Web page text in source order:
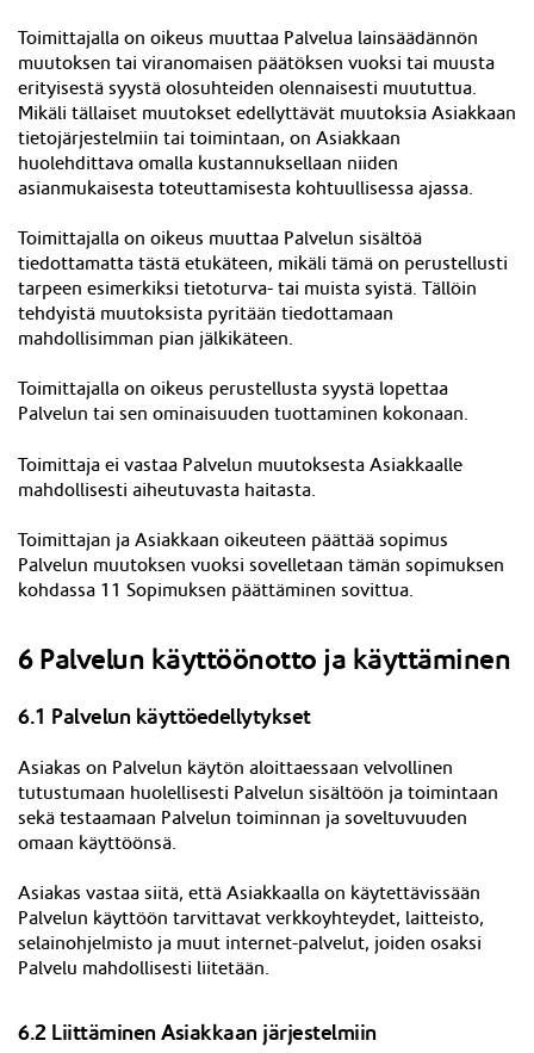
Toimittajalla on oikeus muuttaa Palvelua lainsäädännön
muutoksen tai viranomaisen päätöksen vuoksi tai muusta
erityisestä syystä olosuhteiden olennaisesti muututtua.
Mikäli tällaiset muutokset edellyttävät muutoksia Asiakkaan
tietojärjestelmiin tai toimintaan, on Asiakkaan
huolehdittava omalla kustannuksellaan niiden
asianmukaisesta toteuttamisesta kohtuullisessa ajassa.
Toimittajalla on oikeus muuttaa Palvelun sisältöä
tiedottamatta tästä etukäteen, mikäli tämä on perustellusti
tarpeen esimerkiksi tietoturva- tai muista syistä. Tällöin
tehdyistä muutoksista pyritään tiedottamaan
mahdollisimman pian jälkikäteen.
Toimittajalla on oikeus perustellusta syystä lopettaa
Palvelun tai sen ominaisuuden tuottaminen kokonaan.
Toimittaja ei vastaa Palvelun muutoksesta Asiakkaalle
mahdollisesti aiheutuvasta haitasta.
Toimittajan ja Asiakkaan oikeuteen päättää sopimus
Palvelun muutoksen vuoksi sovelletaan tämän sopimuksen
kohdassa 11 Sopimuksen päättäminen sovittua.
6 Palvelun käyttöönotto ja käyttäminen
6.1 Palvelun käyttöedellytykset
Asiakas on Palvelun käytön aloittaessaan velvollinen
tutustumaan huolellisesti Palvelun sisältöön ja toimintaan
sekä testaamaan Palvelun toiminnan ja soveltuvuuden
omaan käyttöönsä.
Asiakas vastaa siitä, että Asiakkaalla on käytettävissään
Palvelun käyttöön tarvittavat verkkoyhteydet, laitteisto,
selainohjelmisto ja muut internet-palvelut, joiden osaksi
Palvelu mahdollisesti liitetään.
6.2 Liittäminen Asiakkaan järjestelmiin